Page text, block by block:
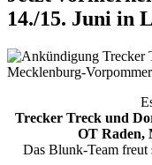
14./15. Juni in
Trecker Treck und
OT Raden,
Das Blunk-Team freut